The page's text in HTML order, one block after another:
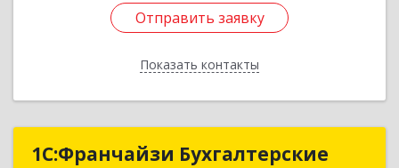
Отправить заявку
Показать контакты
Отправить заявку
Назад
1С:Франчайзи Бухгалтерские
1С:Франчайзи Бухгалтерские